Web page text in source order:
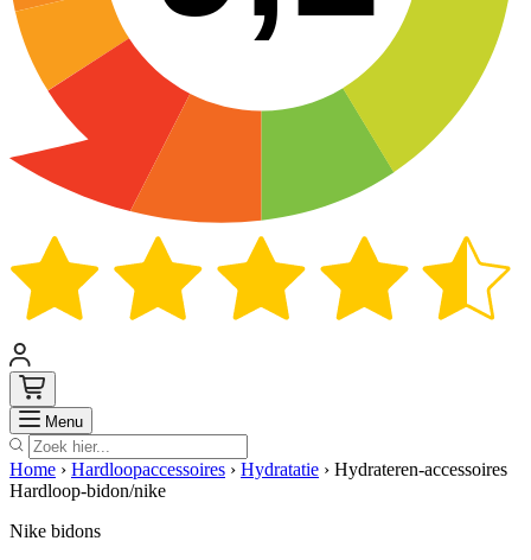
Menu Zoek
Home › Hardloopaccessoires › Hydratatie › Hydrateren-accessoires
Hardloop-bidon/nike
Nike bidons